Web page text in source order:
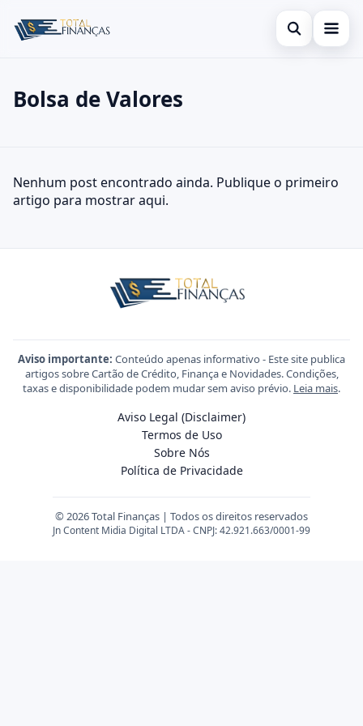
Abrir busca
Finanças
Pressione Enter para buscar ou ESC para fechar.
Bolsa de Valores
Bolsa de Valores
Nenhum post encontrado ainda. Publique o primeiro
artigo para mostrar aqui.
Aviso importante: Conteúdo apenas informativo - Este site publica
artigos sobre Cartão de Crédito, Finança e Novidades. Condições,
taxas e disponibilidade podem mudar sem aviso prévio. Leia mais.
Aviso Legal (Disclaimer)
Termos de Uso
Sobre Nós
Política de Privacidade
© 2026 Total Finanças | Todos os direitos reservados
Jn Content Midia Digital LTDA - CNPJ: 42.921.663/0001-99